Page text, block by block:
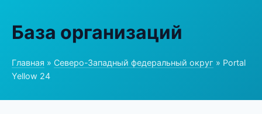
База организаций
Главная » Северо-Западный федеральный округ » Portal
Yellow 24